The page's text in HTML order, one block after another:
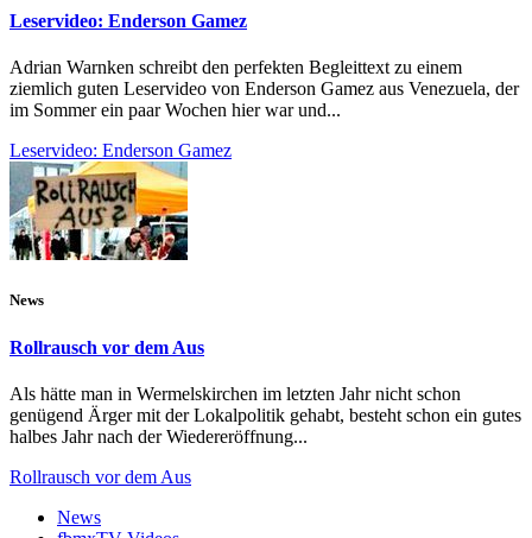
Leservideo: Enderson Gamez
Adrian Warnken schreibt den perfekten Begleittext zu einem
ziemlich guten Leservideo von Enderson Gamez aus Venezuela, der
im Sommer ein paar Wochen hier war und...
Leservideo: Enderson Gamez
News
Rollrausch vor dem Aus
Als hätte man in Wermelskirchen im letzten Jahr nicht schon
genügend Ärger mit der Lokalpolitik gehabt, besteht schon ein gutes
halbes Jahr nach der Wiedereröffnung...
Rollrausch vor dem Aus
News